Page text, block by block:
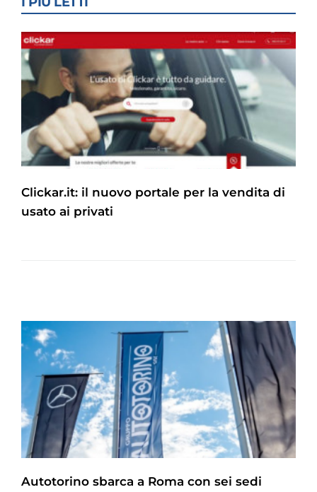
Clickar.it: il nuovo portale per la vendita di
usato ai privati
Autotorino sbarca a Roma con sei sedi